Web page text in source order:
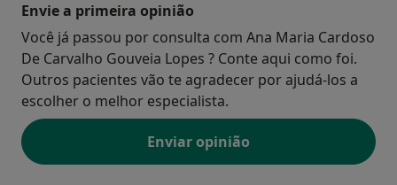
Envie a primeira opinião
Você já passou por consulta com Ana Maria Cardoso
De Carvalho Gouveia Lopes ? Conte aqui como foi.
Outros pacientes vão te agradecer por ajudá-los a
escolher o melhor especialista.
Enviar opinião